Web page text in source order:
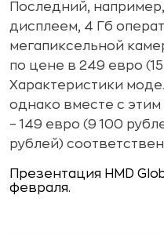
Последний,
дисплеем, 4 Гб
мегапиксельной
по цене в 249 евро
Характеристики
однако вместе с этим
– 149 евро (9 100
рублей)
Презентация HMD
февраля.